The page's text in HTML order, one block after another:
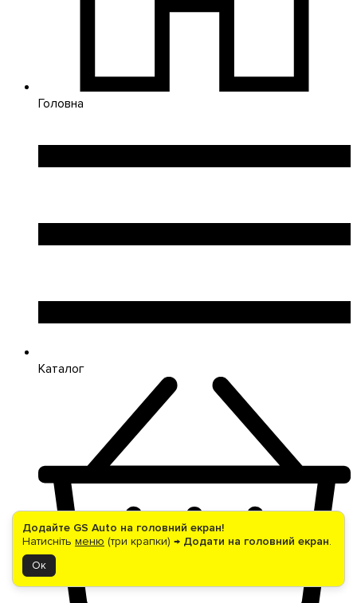
Додайте GS Auto на головний екран!
Натисніть меню (три крапки) → Додати на головний екран.
Ок
Головна
Каталог